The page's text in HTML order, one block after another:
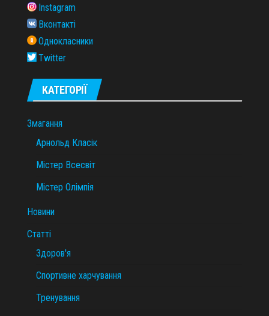
Instagram
Вконтакті
Однокласники
Twitter
КАТЕГОРІЇ
Змагання
Арнольд Класік
Містер Всесвіт
Містер Олімпія
Новини
Статті
Здоров'я
Спортивне харчування
Тренування